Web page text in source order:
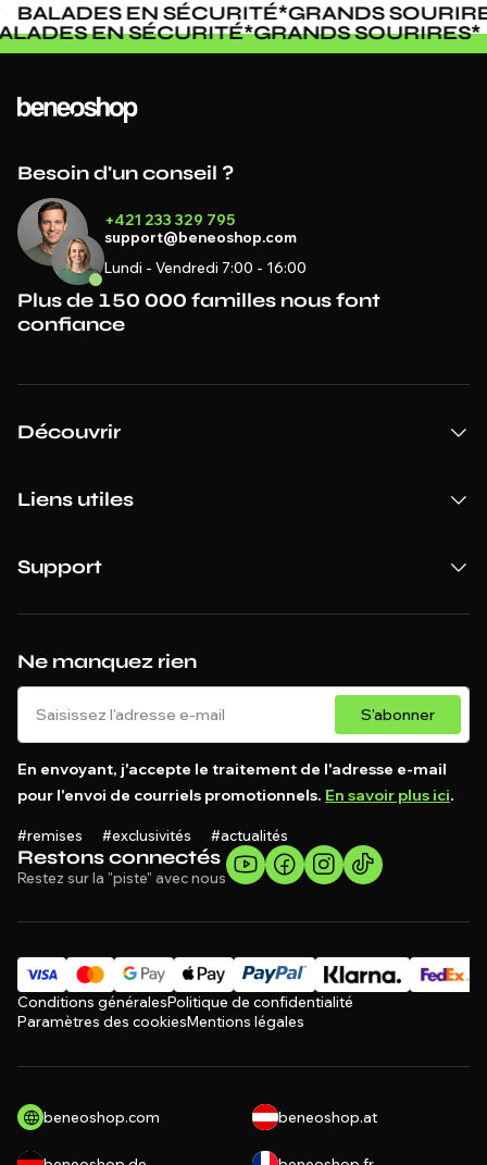
EN SÉCURITÉ*GRANDS SOURIRES
BALADES EN SÉCURITÉ*GRANDS
Restons connectés
Restez sur la "piste" avec nous
Ne manquez rien
S'abonner
En envoyant, j'accepte le traitement de l'adresse e-mail
pour l'envoi de courriels promotionnels. En savoir plus ici.
#remises #exclusivités #actualités
Besoin d'un conseil ?
+421 233 329 795
support@beneoshop.com
Lundi - Vendredi 7:00 - 16:00
Plus de 150 000 familles nous font
confiance
Découvrir
Liens utiles
Support
Conditions généralesPolitique de confidentialité
Paramètres des cookiesMentions légales
beneoshop.com beneoshop.at